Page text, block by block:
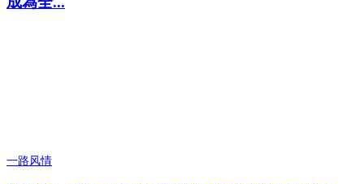
一路风情